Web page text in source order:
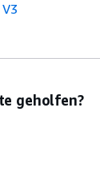
geholfen?